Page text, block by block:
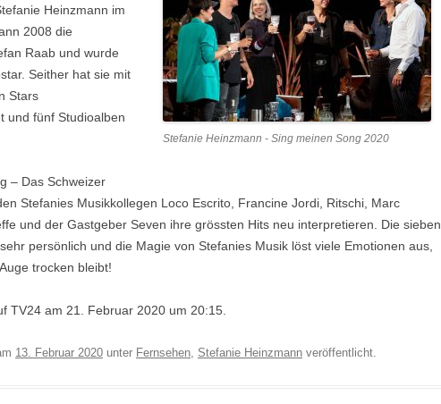
Stefanie Heinzmann - Sing meinen Song 2020
Heinzmann im
2008 die
Raab und wurde
Seither hat sie mit
Stars
und fünf Studioalben
– Das Schweizer
Stefanies Musikkollegen Loco Escrito, Francine Jordi, Ritschi, Marc
und der Gastgeber Seven ihre grössten Hits neu interpretieren. Die sieben
persönlich und die Magie von Stefanies Musik löst viele Emotionen aus,
trocken bleibt!
TV24 am 21. Februar 2020 um 20:15.
13. Februar 2020 unter Fernsehen, Stefanie Heinzmann veröffentlicht.